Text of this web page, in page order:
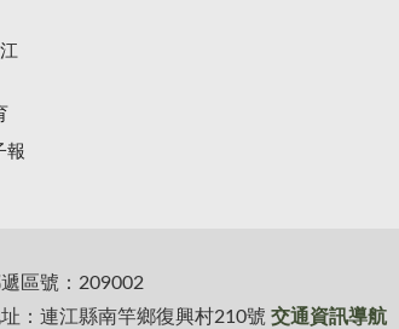
報
區號：209002
：連江縣南竿鄉復興村210號 交通資訊導航